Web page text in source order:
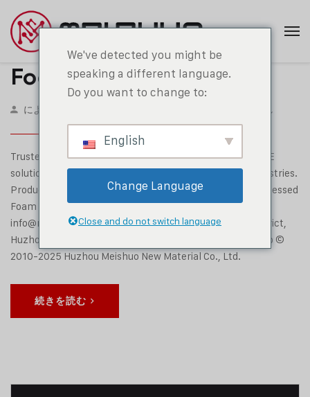
Footer Main
による コメントなし
Trusted foam manufacturer offering innovative IXPE/XPE
solutions for automotive, construction, and medical industries.
Product Category IXPP Foam​ IXPE Foam XPE Foam Processed
Foam Contact Company +86 130 5991 3207
info@msfoam.com No.2056 Ganshan Road, Wuxing District,
Huzhou, China Social Media Facebook Linkedin Whatsapp ©
2010-2025 Huzhou Meishuo New Material Co., Ltd.
続きを読む
We've detected you might be
speaking a different language.
Do you want to change to:
English
Change Language
Close and do not switch language